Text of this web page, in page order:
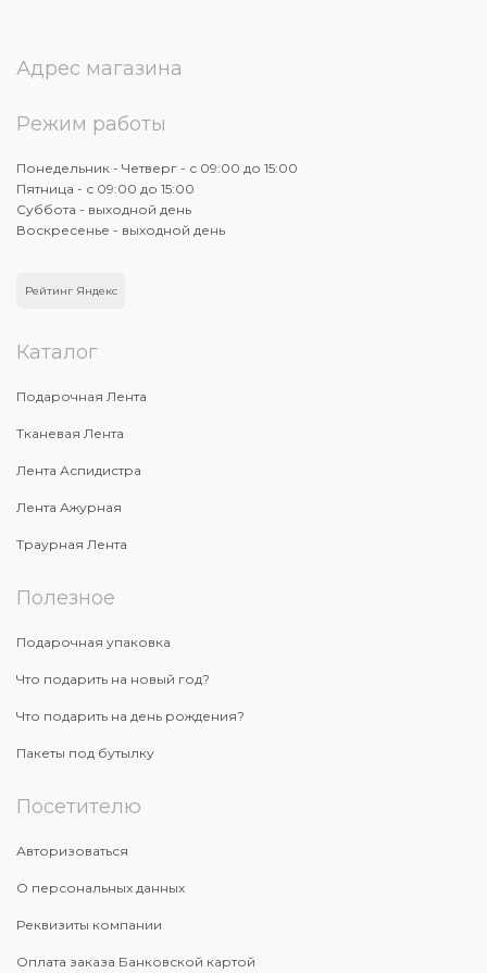
Адрес магазина
Режим работы
Понедельник - Четверг - с 09:00 до 15:00
Пятница - с 09:00 до 15:00
Суббота - выходной день
Воскресенье - выходной день
Рейтинг Яндекс
Каталог
Подарочная Лента
Тканевая Лента
Лента Аспидистра
Лента Ажурная
Траурная Лента
Полезное
Подарочная упаковка
Что подарить на новый год?
Что подарить на день рождения?
Пакеты под бутылку
Посетителю
Авторизоваться
О персональных данных
Реквизиты компании
Оплата заказа Банковской картой